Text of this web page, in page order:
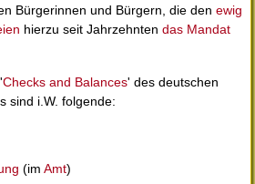
Bürgerinnen und Bürgern, die den ewig
hierzu seit Jahrzehnten das Mandat
Checks and Balances' des deutschen
sind i.W. folgende:
(im Amt)